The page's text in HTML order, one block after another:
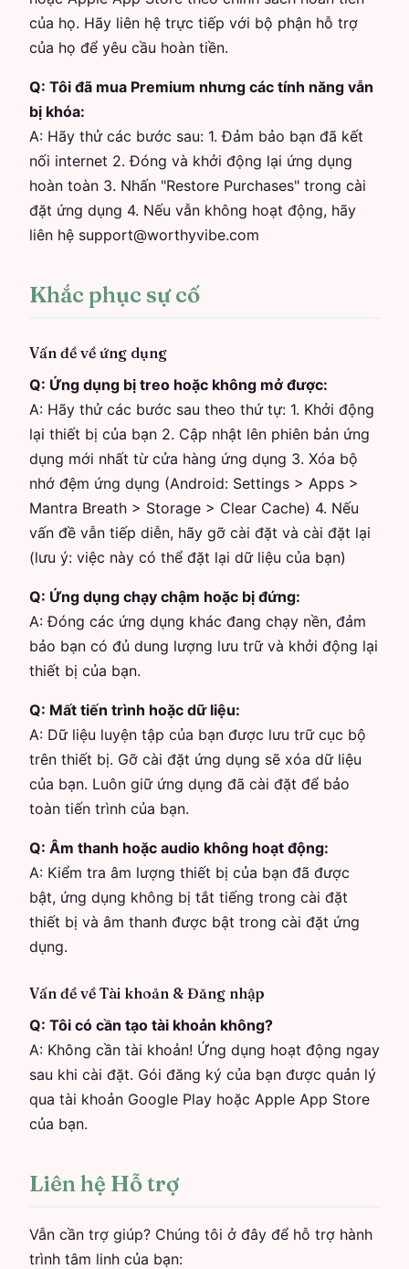
của họ. Hãy liên hệ trực tiếp với bộ phận hỗ trợ
của họ để yêu cầu hoàn tiền.
Q: Tôi đã mua Premium nhưng các tính năng vẫn
bị khóa:
A: Hãy thử các bước sau: 1. Đảm bảo bạn đã kết
nối internet 2. Đóng và khởi động lại ứng dụng
hoàn toàn 3. Nhấn "Restore Purchases" trong cài
đặt ứng dụng 4. Nếu vẫn không hoạt động, hãy
liên hệ support@worthyvibe.com
Khắc phục sự cố
Vấn đề về ứng dụng
Q: Ứng dụng bị treo hoặc không mở được:
A: Hãy thử các bước sau theo thứ tự: 1. Khởi động
lại thiết bị của bạn 2. Cập nhật lên phiên bản ứng
dụng mới nhất từ cửa hàng ứng dụng 3. Xóa bộ
nhớ đệm ứng dụng (Android: Settings > Apps >
Mantra Breath > Storage > Clear Cache) 4. Nếu
vấn đề vẫn tiếp diễn, hãy gỡ cài đặt và cài đặt lại
(lưu ý: việc này có thể đặt lại dữ liệu của bạn)
Q: Ứng dụng chạy chậm hoặc bị đứng:
A:Đóng các ứng dụng khác đang chạy nền, đảm
bảo bạn có đủ dung lượng lưu trữ và khởi động lại
thiết bị của bạn.
Q: Mất tiến trình hoặc dữ liệu:
A: Dữ liệu luyện tập của bạn được lưu trữ cục bộ
trên thiết bị. Gỡ cài đặt ứng dụng sẽ xóa dữ liệu
của bạn. Luôn giữ ứng dụng đã cài đặt để bảo
toàn tiến trình của bạn.
Q: Âm thanh hoặc audio không hoạt động:
A: Kiểm tra âm lượng thiết bị của bạn đã được
bật, ứng dụng không bị tắt tiếng trong cài đặt
thiết bị và âm thanh được bật trong cài đặt ứng
dụng.
Vấn đề về Tài khoản & Đăng nhập
Q: Tôi có cần tạo tài khoản không?
A: Không cần tài khoản! Ứng dụng hoạt động ngay
sau khi cài đặt. Gói đăng ký của bạn được quản lý
qua tài khoản Google Play hoặc Apple App Store
của bạn.
Liên hệ Hỗ trợ
Vẫn cần trợ giúp? Chúng tôi ở đây để hỗ trợ hành
trình tâm linh của bạn: